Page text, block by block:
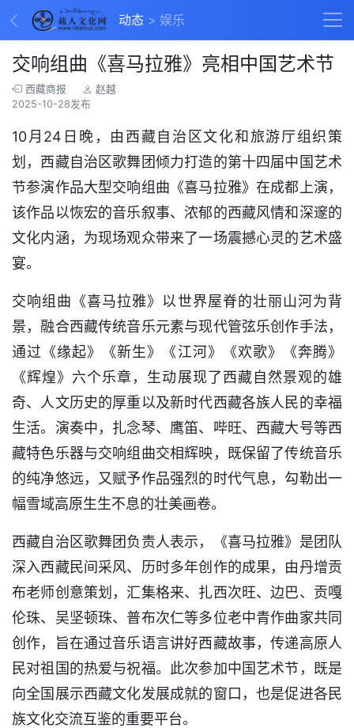
动态 娱乐
交响组曲《喜马拉雅》亮相中国艺术节
西藏商报
赵越
2025-10-28发布
10月24日晚，由西藏自治区文化和旅游厅组织策
划，西藏自治区歌舞团倾力打造的第十四届中国艺术
节参演作品大型交响组曲《喜马拉雅》在成都上演，
该作品以恢宏的音乐叙事、浓郁的西藏风情和深邃的
文化内涵，为现场观众带来了一场震撼心灵的艺术盛
宴。
交响组曲《喜马拉雅》以世界屋脊的壮丽山河为背
景，融合西藏传统音乐元素与现代管弦乐创作手法，
通过《缘起》《新生》《江河》《欢歌》《奔腾》
《辉煌》六个乐章，生动展现了西藏自然景观的雄
奇、人文历史的厚重以及新时代西藏各族人民的幸福
生活。演奏中，扎念琴、鹰笛、哔旺、西藏大号等西
藏特色乐器与交响组曲交相辉映，既保留了传统音乐
的纯净悠远，又赋予作品强烈的时代气息，勾勒出一
幅雪域高原生生不息的壮美画卷。
西藏自治区歌舞团负责人表示，《喜马拉雅》是团队
深入西藏民间采风、历时多年创作的成果，由丹增贡
布老师创意策划，汇集格来、扎西次旺、边巴、贡嘎
伦珠、吴坚顿珠、普布次仁等多位老中青作曲家共同
创作，旨在通过音乐语言讲好西藏故事，传递高原人
民对祖国的热爱与祝福。此次参加中国艺术节，既是
向全国展示西藏文化发展成就的窗口，也是促进各民
族文化交流互鉴的重要平台。